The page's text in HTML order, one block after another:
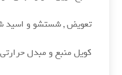
تعویض , شستشو و اسید
کویل منبع و مبدل حرارتی